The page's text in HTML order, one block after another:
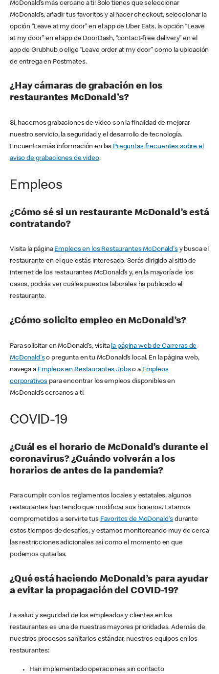
McDonald’s más cercano a ti! Solo tienes que seleccionar
McDonald’s, añadir tus favoritos y al hacer checkout, seleccionar la
opción “Leave at my door” en el app de Uber Eats, la opción “Leave
at my door” en el app de DoorDash, “contact-free delivery” en el
app de Grubhub o elige “Leave order at my door” como la ubicación
de entrega en Postmates.
¿Hay cámaras de grabación en los
restaurantes McDonald's?
Sí, hacemos grabaciones de video con la finalidad de mejorar
nuestro servicio, la seguridad y el desarrollo de tecnología.
Encuentra más información en las Preguntas frecuentes sobre el
aviso de grabaciones de video.
Empleos
¿Cómo sé si un restaurante McDonald’s está
contratando?
Visita la página Empleos en los Restaurantes McDonald'sy busca el
restaurante en el que estás interesado. Serás dirigido al sitio de
internet de los restaurantes McDonald’s y, en la mayoría de los
casos, podrás ver cuáles puestos laborales ha publicado el
restaurante.
¿Cómo solicito empleo en McDonald’s?
Para solicitar en McDonald’s, visita la página web de Carreras de
McDonald'so pregunta en tu McDonald’s local. En la página web,
navega a Empleos en Restaurantes Jobso a Empleos
corporativos para encontrar los empleos disponibles en
McDonald’s cercanos a ti.
COVID-19
¿Cuál es el horario de McDonald’s durante el
coronavirus? ¿Cuándo volverán a los
horarios de antes de la pandemia?
Para cumplir con los reglamentos locales y estatales, algunos
restaurantes han tenido que modificar sus horarios. Estamos
comprometidos a servirte tus Favoritos de McDonald's durante
estos tiempos de desafíos, y estamos monitoreando muy de cerca
las restricciones adicionales así como el momento en que
podemos quitarlas.
¿Qué está haciendo McDonald’s para ayudar
a evitar la propagación del COVID-19?
La salud y seguridad de los empleados y clientes en los
restaurantes es una de nuestras mayores prioridades. Además de
nuestros procesos sanitarios estándar, nuestros equipos en los
restaurantes:
Han implementado operaciones sin contacto